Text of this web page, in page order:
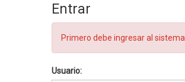
Entrar
Primero debe ingresar al sistema
Usuario: